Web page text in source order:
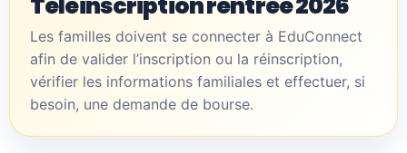
Les familles doivent se connecter à EduConnect
afin de valider l’inscription ou la réinscription,
vérifier les informations familiales et effectuer, si
besoin, une demande de bourse.